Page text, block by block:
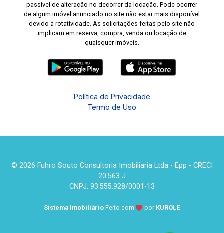
passível de alteração no decorrer da locação. Pode ocorrer
de algum imóvel anunciado no site não estar mais disponível
devido à rotatividade. As solicitações feitas pelo site não
implicam em reserva, compra, venda ou locação de
quaisquer imóveis.
Política de Privacidade
Termo de Uso
© 2026 Fuhro Souto Consultoria Imobiliaria Ltda - Epp - CRECI
20.563 J
CNPJ: 93.555.928/0001-13
Sistema Imobiliário Feito com por KUROLE